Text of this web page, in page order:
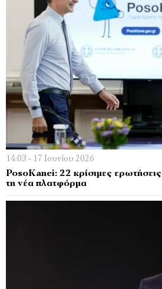
14:03 - 17 Ιουνίου 2026
PosoKanei: 22 κρίσιμες ερωτήσεις
τη νέα πλατφόρμα